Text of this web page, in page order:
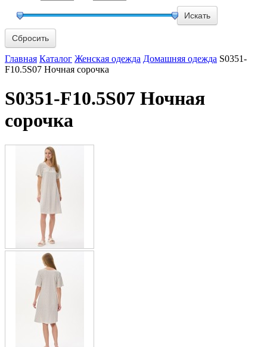
Сбросить
Главная Каталог Женская одежда Домашняя одежда S0351-
F10.5S07 Ночная сорочка
S0351-F10.5S07 Ночная
сорочка